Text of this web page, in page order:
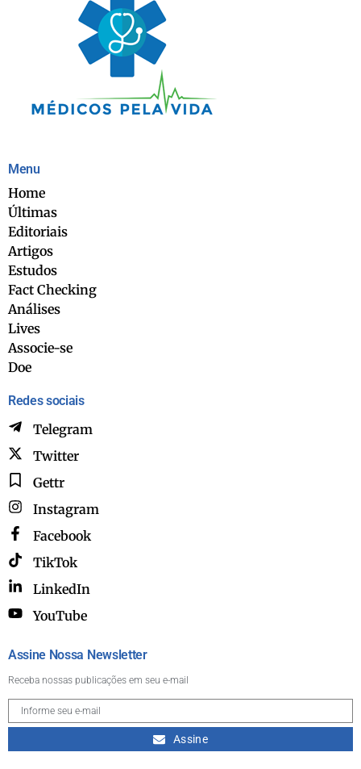
Menu
Home
Últimas
Editoriais
Artigos
Estudos
Fact Checking
Análises
Lives
Associe-se
Doe
Redes sociais
Telegram
Twitter
Gettr
Instagram
Facebook
TikTok
LinkedIn
YouTube
Assine Nossa Newsletter
Receba nossas publicações em seu e-mail
Assine